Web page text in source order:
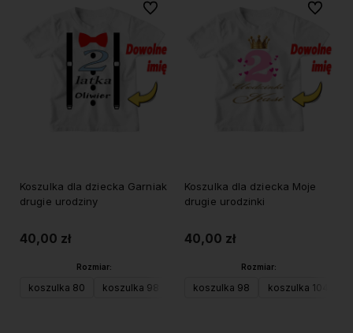
Koszulka dla dziecka Garniak
drugie urodziny
40,00 zł
Rozmiar:
koszulka 80 koszulka 98 koszulka 104 (XS) koszulka 116 (S)
Do ulubionych
Koszulka dla dziecka Moje
drugie urodzinki
40,00 zł
Rozmiar:
koszulka 98 koszulka 104 (XS)
Do